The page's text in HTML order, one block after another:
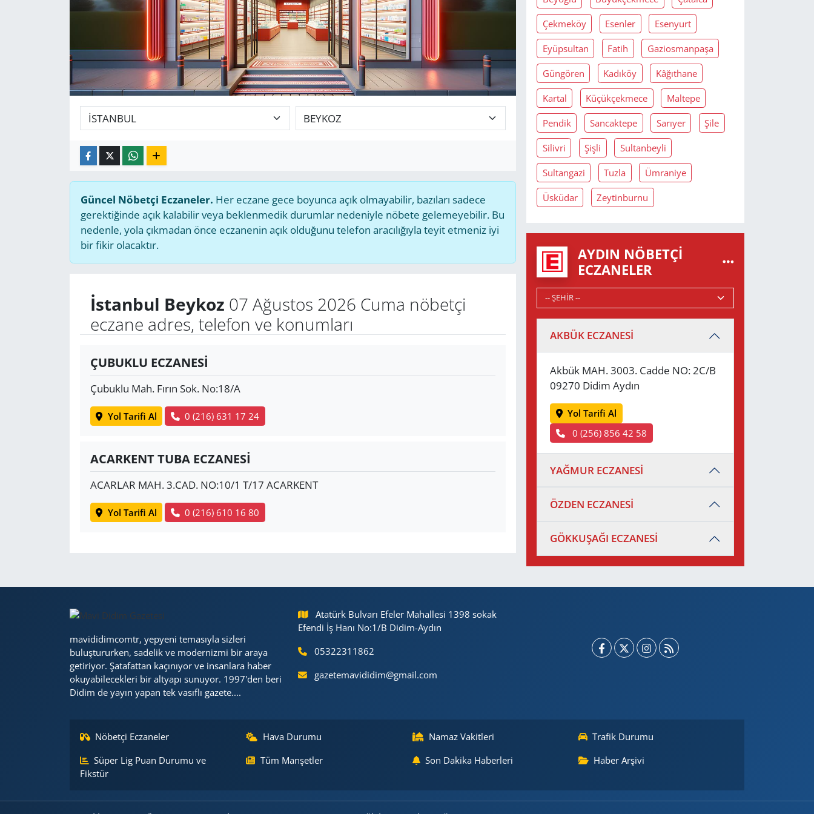
Güncel Nöbetçi Eczaneler. Her eczane gece boyunca açık olmayabilir, bazıları sadece
gerektiğinde açık kalabilir veya beklenmedik durumlar nedeniyle nöbete gelemeyebilir. Bu
nedenle, yola çıkmadan önce eczanenin açık olduğunu telefon aracılığıyla teyit etmeniz iyi
bir fikir olacaktır.
İstanbul Beykoz 07 Ağustos 2026 Cuma nöbetçi
eczane adres, telefon ve konumları
ÇUBUKLU ECZANESİ
Çubuklu Mah. Fırın Sok. No:18/A
Yol Tarifi Al 0 (216) 631 17 24
ACARKENT TUBA ECZANESİ
ACARLAR MAH. 3.CAD. NO:10/1 T/17 ACARKENT
Yol Tarifi Al 0 (216) 610 16 80
Çekmeköy Esenler Esenyurt
Eyüpsultan Fatih Gaziosmanpaşa
Güngören Kadıköy Kâğıthane
Kartal Küçükçekmece Maltepe
Pendik Sancaktepe Sarıyer Şile
Silivri Şişli Sultanbeyli
Sultangazi Tuzla Ümraniye
Üsküdar Zeytinburnu
AYDIN NÖBETÇI
ECZANELER
AKBÜK ECZANESİ
Akbük MAH. 3003. Cadde NO: 2C/B
09270 Didim Aydın
Yol Tarifi Al
0 (256) 856 42 58
YAĞMUR ECZANESİ
ÖZDEN ECZANESİ
GÖKKUŞAĞI ECZANESİ
mavididimcomtr, yepyeni temasıyla sizleri
buluştururken, sadelik ve modernizmi bir araya
getiriyor. Şatafattan kaçınıyor ve insanlara haber
okuyabilecekleri bir altyapı sunuyor. 1997'den beri
Didim de yayın yapan tek vasıflı gazete....
Atatürk Bulvarı Efeler Mahallesi 1398 sokak
Efendi İş Hanı No:1/B Didim-Aydın
05322311862
gazetemavididim@gmail.com
Nöbetçi Eczaneler Hava Durumu Namaz Vakitleri
Trafik Durumu
Süper Lig Puan Durumu ve
Fikstür
Tüm Manşetler Son Dakika Haberleri Haber Arşivi
HABERDE İNSAN
KÜLTÜR SANAT
POLİTİKA